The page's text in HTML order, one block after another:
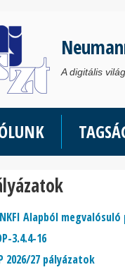
A digitális
Alapból
3.4.4-16
2026/27 pályázatok